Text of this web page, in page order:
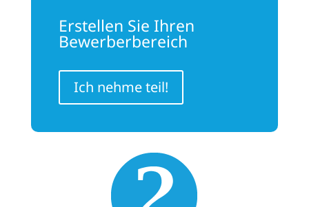
Erstellen Sie Ihren
Bewerberbereich
Ich nehme teil!